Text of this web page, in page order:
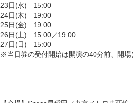
23日(水) 15:00
24日(木) 19:00
25日(金) 19:00
26日(土) 15:00／19:00
27日(日) 15:00
※当日券の受付開始は開演の40分前、開場